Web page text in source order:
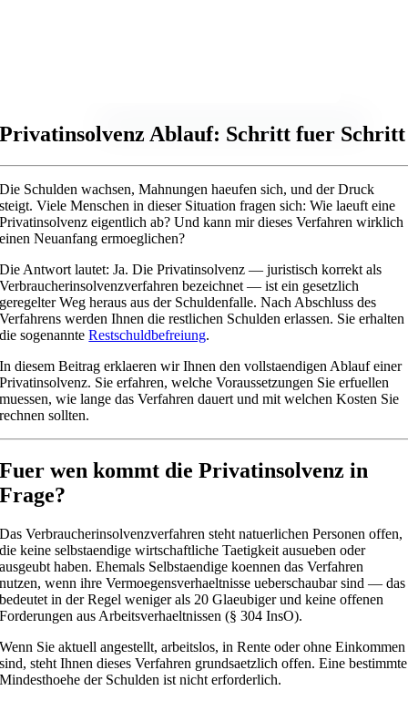
Privatinsolvenz Ablauf: Schritt fuer Schritt
Die Schulden wachsen, Mahnungen haeufen sich, und der Druck
steigt. Viele Menschen in dieser Situation fragen sich: Wie laeuft eine
Privatinsolvenz eigentlich ab? Und kann mir dieses Verfahren wirklich
einen Neuanfang ermoeglichen?
Die Antwort lautet: Ja. Die Privatinsolvenz — juristisch korrekt als
Verbraucherinsolvenzverfahren bezeichnet — ist ein gesetzlich
geregelter Weg heraus aus der Schuldenfalle. Nach Abschluss des
Verfahrens werden Ihnen die restlichen Schulden erlassen. Sie erhalten
die sogenannteRestschuldbefreiung.
In diesem Beitrag erklaeren wir Ihnen den vollstaendigen Ablauf einer
Privatinsolvenz. Sie erfahren, welche Voraussetzungen Sie erfuellen
muessen, wie lange das Verfahren dauert und mit welchen Kosten Sie
rechnen sollten.
Fuer wen kommt die Privatinsolvenz in
Frage?
Das Verbraucherinsolvenzverfahren steht natuerlichen Personen offen,
die keine selbstaendige wirtschaftliche Taetigkeit ausueben oder
ausgeubt haben. Ehemals Selbstaendige koennen das Verfahren
nutzen, wenn ihre Vermoegensverhaeltnisse ueberschaubar sind — das
bedeutet in der Regel weniger als 20 Glaeubiger und keine offenen
Forderungen aus Arbeitsverhaeltnissen (§ 304 InsO).
Wenn Sie aktuell angestellt, arbeitslos, in Rente oder ohne Einkommen
sind, steht Ihnen dieses Verfahren grundsaetzlich offen. Eine bestimmte
Mindesthoehe der Schulden ist nicht erforderlich.